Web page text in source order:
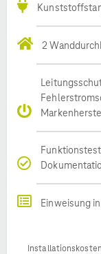
2
Einweisung